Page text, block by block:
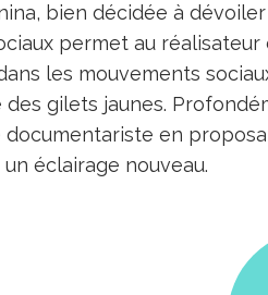
bien décidée à
permet au
les mouvements
des gilets jaunes.
documentariste en
éclairage nouveau.